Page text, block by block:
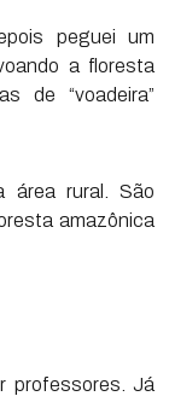
peguei um
a floresta
de “voadeira”
área rural. São
amazônica
professores. Já